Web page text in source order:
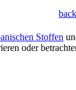
back
Stoffen
oder